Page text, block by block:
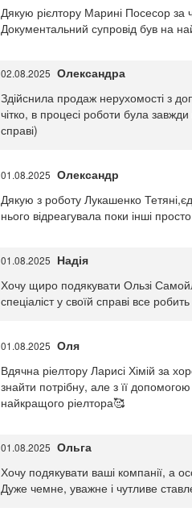
Дякую рієлтору Марині Посесор за
Документальний супровід був на
02.08.2025 Олександра
Здійснила продаж нерухомості з
чітко, в процесі роботи була
справі)
01.08.2025 Олександр
Дякую з роботу Лукашенко
нього відреагувала поки інші
01.08.2025 Надія
Хочу щиро подякувати Ользі
спеціаліст у своїй справі все
01.08.2025 Оля
Вдячна ріелтору Ларисі Хімій за
знайти потрібну, але з її
найкращого ріелтора🥰
01.08.2025 Ольга
Хочу подякувати ваші компанії, а
Дуже чемне, уважне і чутливе